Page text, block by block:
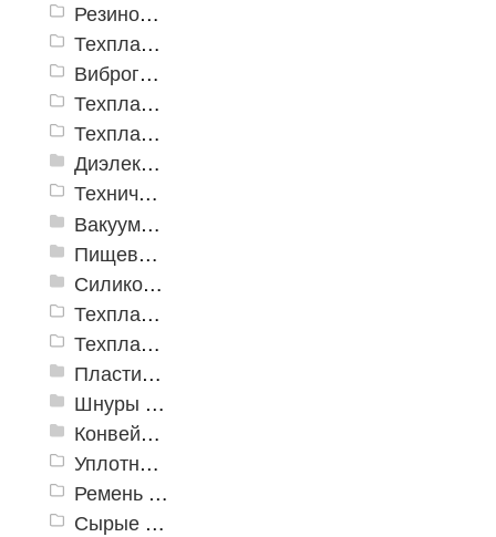
Резиновые пластины SBR (ТМКЩ)
Техпластина Неопрен CR
Виброгасящие (вибродемпфирующие) эластомерные пластины
Техпластина EPDM
Техпластина для дорожной техники
Диэлектрические материалы
Техническая резина ТМКЩ с тканевой прокладкой
Вакуумная пластина ТУ 38.105.116-81
Пищевая резиновая пластина
Силиконовая пластина
Техпластина электроизоляционная
Техпластина УМ (трансформаторная)
Пластины пористые и губчатые
Шнуры резиновые
Конвейерная лента
Уплотнитель
Ремень плоский
Сырые смеси